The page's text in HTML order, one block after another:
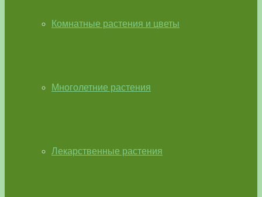
Комнатные растения и цветы
Многолетние растения
Лекарственные растения